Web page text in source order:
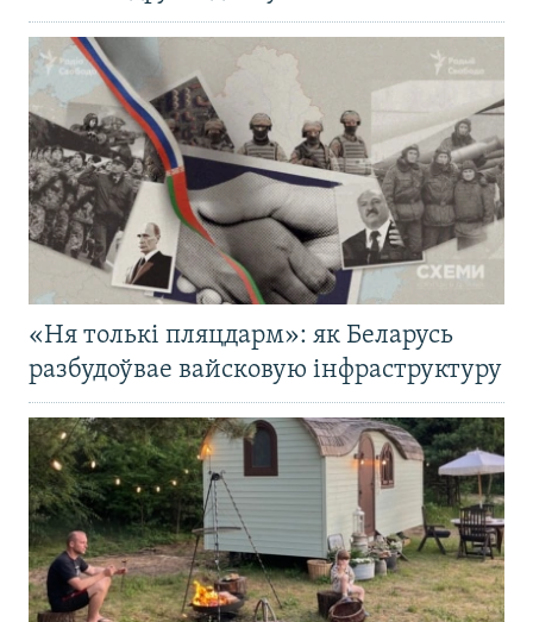
«Ня толькі пляцдарм»: як Беларусь
разбудоўвае вайсковую інфраструктуру